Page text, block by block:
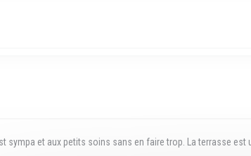
sympa et aux petits soins sans en faire trop. La terrasse